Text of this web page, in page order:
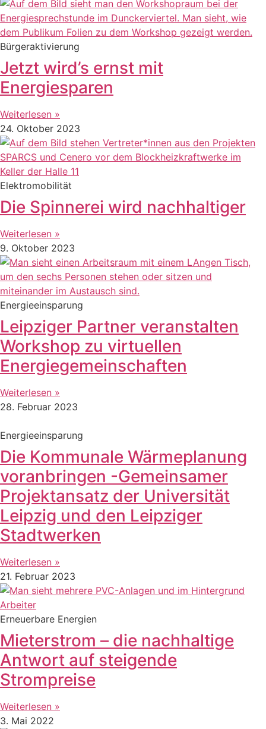
Bürgeraktivierung
Jetzt wird’s ernst mit
Energiesparen
Weiterlesen »
24. Oktober 2023
Elektromobilität
Die Spinnerei wird nachhaltiger
Weiterlesen »
9. Oktober 2023
Energieeinsparung
Leipziger Partner veranstalten
Workshop zu virtuellen
Energiegemeinschaften
Weiterlesen »
28. Februar 2023
Energieeinsparung
Die Kommunale Wärmeplanung
voranbringen -Gemeinsamer
Projektansatz der Universität
Leipzig und den Leipziger
Stadtwerken
Weiterlesen »
21. Februar 2023
Erneuerbare Energien
Mieterstrom – die nachhaltige
Antwort auf steigende
Strompreise
Weiterlesen »
3. Mai 2022